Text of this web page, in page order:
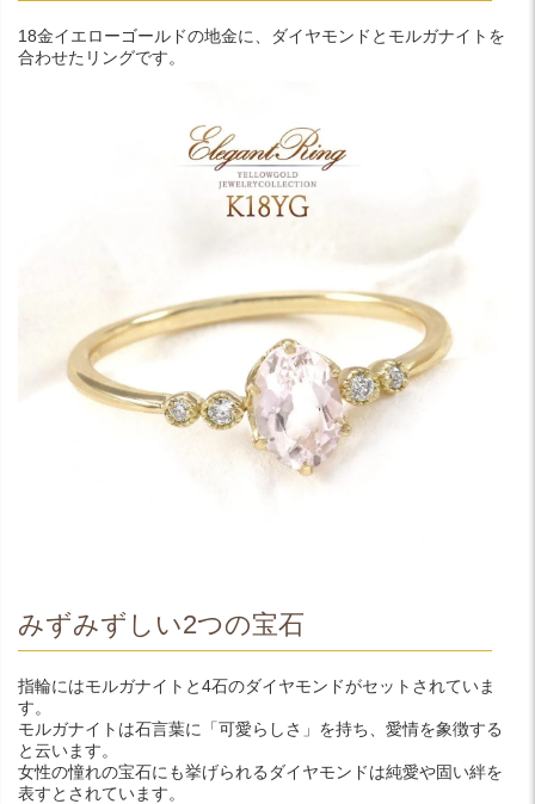
18金イエローゴールドの地金に、ダイヤモンドとモルガナイトを
合わせたリングです。
みずみずしい2つの宝石
指輪にはモルガナイトと4石のダイヤモンドがセットされていま
す。
モルガナイトは石言葉に「可愛らしさ」を持ち、愛情を象徴する
と云います。
女性の憧れの宝石にも挙げられるダイヤモンドは純愛や固い絆を
表すとされています。